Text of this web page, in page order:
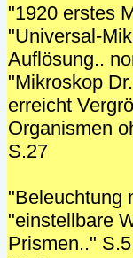
"1920 erstes
"Universal-
Auflösung..
"Mikroskop
erreicht
Organismen
S.27
"Beleuchtung
"einstellbare
Prismen.." S.5